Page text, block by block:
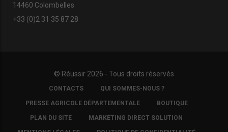
14460 Colombelles
+33 (0)2 31 35 87 28
© Réussir 2026 - Tous droits réservés
COPYRIGHTCONTACTS QUI SOMMES-NOUS ?
PRESSE AGRICOLE DÉPARTEMENTALE BOUTIQUE
PLAN DU SITE MARKETING DIRECT SOLUTION